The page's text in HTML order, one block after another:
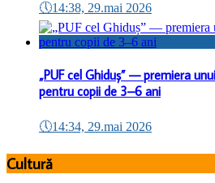
🕔14:38, 29.mai 2026
„PUF cel Ghiduș” — premiera
pentru copii de 3–6 ani
🕔14:34, 29.mai 2026
Cultură